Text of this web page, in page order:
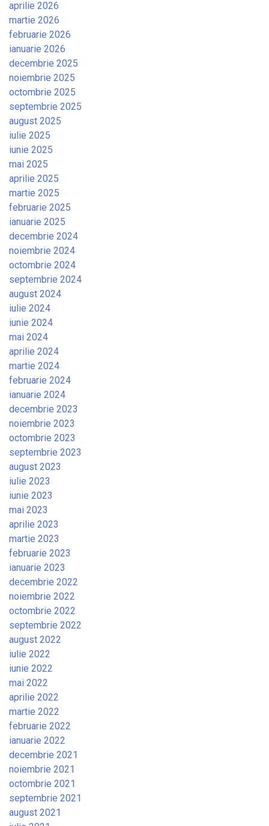
aprilie 2026
martie 2026
februarie 2026
ianuarie 2026
decembrie 2025
noiembrie 2025
octombrie 2025
septembrie 2025
august 2025
iulie 2025
iunie 2025
mai 2025
aprilie 2025
martie 2025
februarie 2025
ianuarie 2025
decembrie 2024
noiembrie 2024
octombrie 2024
septembrie 2024
august 2024
iulie 2024
iunie 2024
mai 2024
aprilie 2024
martie 2024
februarie 2024
ianuarie 2024
decembrie 2023
noiembrie 2023
octombrie 2023
septembrie 2023
august 2023
iulie 2023
iunie 2023
mai 2023
aprilie 2023
martie 2023
februarie 2023
ianuarie 2023
decembrie 2022
noiembrie 2022
octombrie 2022
septembrie 2022
august 2022
iulie 2022
iunie 2022
mai 2022
aprilie 2022
martie 2022
februarie 2022
ianuarie 2022
decembrie 2021
noiembrie 2021
octombrie 2021
septembrie 2021
august 2021